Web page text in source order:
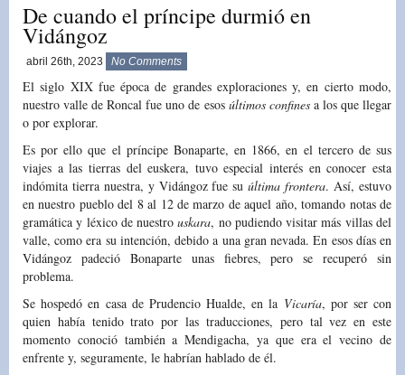
De cuando el príncipe durmió en
Vidángoz
abril 26th, 2023 No Comments
El siglo XIX fue época de grandes exploraciones y, en cierto modo,
nuestro valle de Roncal fue uno de esos últimos confinesa los que llegar
o por explorar.
Es por ello que el príncipe Bonaparte, en 1866, en el tercero de sus
viajes a las tierras del euskera, tuvo especial interés en conocer esta
indómita tierra nuestra, y Vidángoz fue suúltima frontera. Así, estuvo
en nuestro pueblo del 8 al 12 de marzo de aquel año, tomando notas de
gramática y léxico de nuestrouskara, no pudiendo visitar más villas del
valle, como era su intención, debido a una gran nevada. En esos días en
Vidángoz padeció Bonaparte unas fiebres, pero se recuperó sin
problema.
Se hospedó en casa de Prudencio Hualde, en la Vicaría, por ser con
quien había tenido trato por las traducciones, pero tal vez en este
momento conoció también a Mendigacha, ya que era el vecino de
enfrente y, seguramente, le habrían hablado de él.